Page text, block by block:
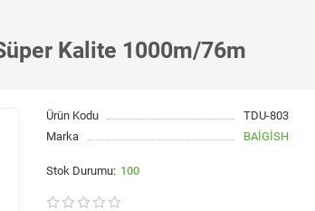
Kalite 1000m/76m
Ürün Kodu
TDU-803
Marka
BAİGİSH
100